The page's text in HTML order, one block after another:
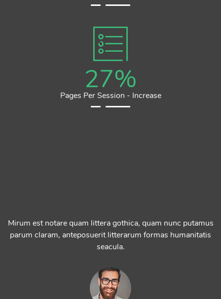
27%
Pages Per Session - Increase
Mirum est notare quam littera gothica, quam nunc putamus
parum claram, anteposuerit litterarum formas humanitatis
seacula.